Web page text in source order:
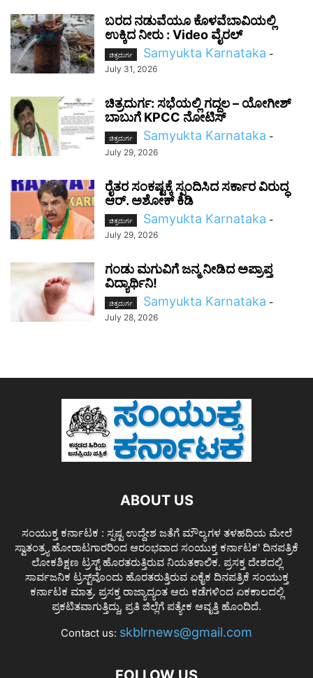
ಬರದ ನಡುವೆಯೂ ಕೊಳವೆಬಾವಿಯಲ್ಲಿ
ಉಕ್ಕಿದ ನೀರು : Video ವೈರಲ್
ಚಿತ್ರದುರ್ಗ Samyukta Karnataka -
July 31, 2026
ಚಿತ್ರದುರ್ಗ: ಸಭೆಯಲ್ಲಿ ಗದ್ದಲ – ಯೋಗೀಶ್
ಬಾಬುಗೆ KPCC ನೋಟಿಸ್
ಚಿತ್ರದುರ್ಗ Samyukta Karnataka -
July 29, 2026
ರೈತರ ಸಂಕಷ್ಟಕ್ಕೆ ಸ್ಪಂದಿಸಿದ ಸರ್ಕಾರ ವಿರುದ್ಧ
ಆರ್. ಅಶೋಕ್ ಕಿಡಿ
ಚಿತ್ರದುರ್ಗ Samyukta Karnataka -
July 29, 2026
ಗಂಡು ಮಗುವಿಗೆ ಜನ್ಮ ನೀಡಿದ ಅಪ್ರಾಪ್ತ
ವಿದ್ಯಾರ್ಥಿನಿ!
ಚಿತ್ರದುರ್ಗ Samyukta Karnataka -
July 28, 2026
ABOUT US
ಸಂಯುಕ್ತ ಕರ್ನಾಟಕ : ಸ್ಪಷ್ಟ ಉದ್ದೇಶ ಜತೆಗೆ ಮೌಲ್ಯಗಳ ತಳಹದಿಯ ಮೇಲೆ
ಸ್ವಾತಂತ್ರ್ಯ ಹೋರಾಟಗಾರರಿಂದ ಆರಂಭವಾದ ಸಂಯುಕ್ತ ಕರ್ನಾಟಕ' ದಿನಪತ್ರಿಕೆ
ಲೋಕಶಿಕ್ಷಣ ಟ್ರಸ್ಟ್ ಹೊರತರುತ್ತಿರುವ ನಿಯತಕಾಲಿಕ. ಪ್ರಸಕ್ತ ದೇಶದಲ್ಲಿ
ಸಾರ್ವಜನಿಕ ಟ್ರಸ್ಟ್‌ವೊಂದು ಹೊರತರುತ್ತಿರುವ ಏಕೈಕ ದಿನಪತ್ರಿಕೆ ಸಂಯುಕ್ತ
ಕರ್ನಾಟಕ ಮಾತ್ರ. ಪ್ರಸಕ್ತ ರಾಜ್ಯಾದ್ಯಂತ ಆರು ಕಡೆಗಳಿಂದ ಏಕಕಾಲದಲ್ಲಿ
ಪ್ರಕಟಿತವಾಗುತ್ತಿದ್ದು, ಪ್ರತಿ ಜಿಲ್ಲೆಗೆ ಪತ್ಯೇಕ ಆವೃತ್ತಿ ಹೊಂದಿದೆ.
Contact us: skblrnews@gmail.com